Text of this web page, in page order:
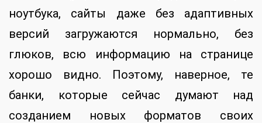
ноутбука, сайты даже без адаптивных
версий загружаются нормально, без
глюков, всю информацию на странице
хорошо видно. Поэтому, наверное, те
банки, которые сейчас думают над
созданием новых форматов своих